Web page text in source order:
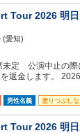
Tour 2026 明
(愛知)
未定 公演中止の際
返金します。
男性名義 塗りつぶしな
Tour 2026 明